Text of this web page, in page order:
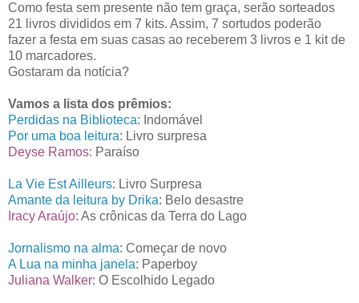
Como festa sem presente não tem graça, serão sorteados
21 livros divididos em 7 kits. Assim, 7 sortudos poderão
fazer a festa em suas casas ao receberem 3 livros e 1 kit de
10 marcadores.
Gostaram da notícia?
Vamos a lista dos prêmios:
Perdidas na Biblioteca: Indomável
Por uma boa leitura: Livro surpresa
Deyse Ramos: Paraíso
La Vie Est Ailleurs: Livro Surpresa
Amante da leitura by Drika: Belo desastre
Iracy Araújo: As crônicas da Terra do Lago
Jornalismo na alma: Começar de novo
A Lua na minha janela: Paperboy
Juliana Walker: O Escolhido Legado